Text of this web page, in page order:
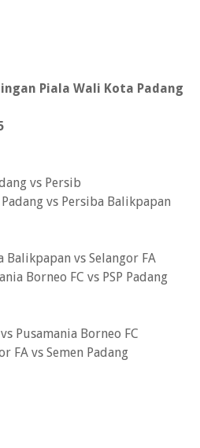
Piala Wali Kota Padang
vs Persib
vs Persiba Balikpapan
Balikpapan vs Selangor FA
Borneo FC vs PSP Padang
Pusamania Borneo FC
FA vs Semen Padang